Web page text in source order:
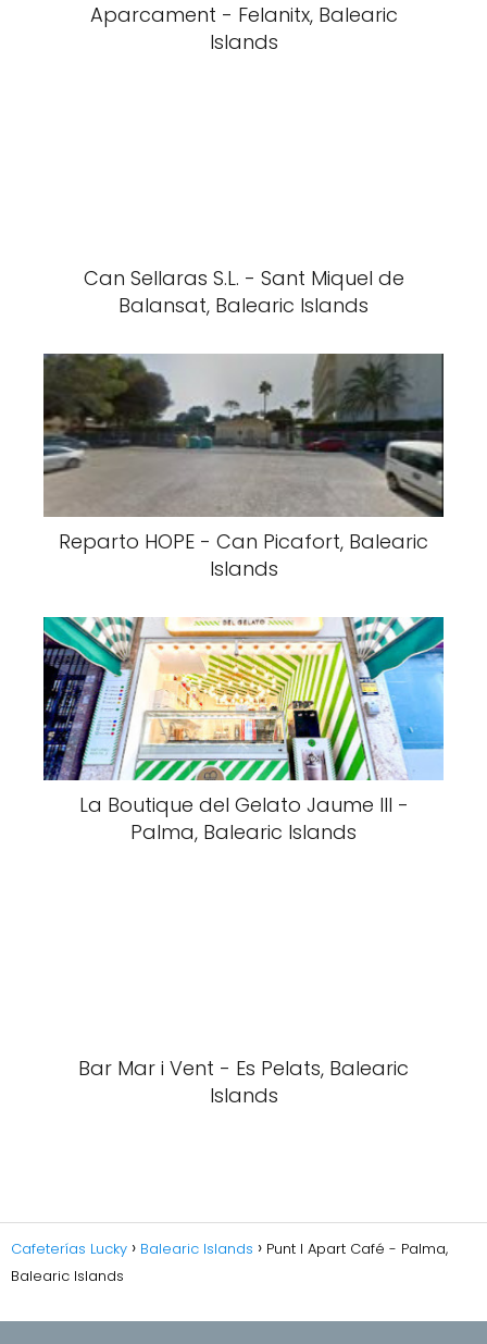
Aparcament - Felanitx, Balearic
Islands
Can Sellaras S.L. - Sant Miquel de
Balansat, Balearic Islands
Reparto HOPE - Can Picafort, Balearic
Islands
La Boutique del Gelato Jaume III -
Palma, Balearic Islands
Bar Mar i Vent - Es Pelats, Balearic
Islands
Cafeterías Lucky Balearic Islands
Punt I Apart Café - Palma,
Balearic Islands